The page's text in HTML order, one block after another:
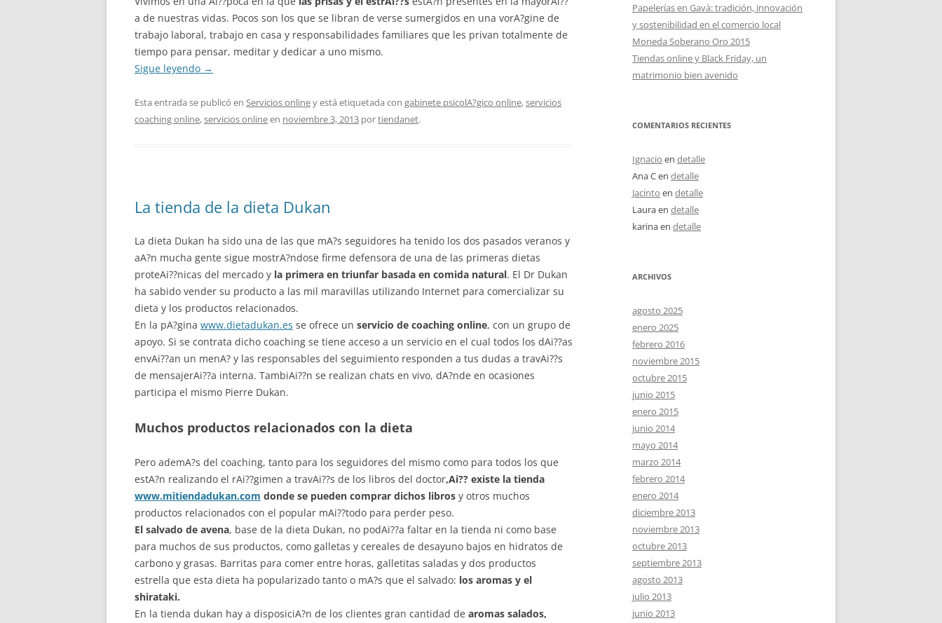
a de nuestras vidas. Pocos son los que se libran de verse sumergidos en una vorA?gine de
trabajo laboral, trabajo en casa y responsabilidades familiares que les privan totalmente de
tiempo para pensar, meditar y dedicar a uno mismo.
Sigue leyendo →
Esta entrada se publicó en Servicios onliney está etiquetada con gabinete psicolA?gico online,servicios
coaching online,servicios onlineen noviembre 3, 2013 portiendanet.
La tienda de la dieta Dukan
La dieta Dukan ha sido una de las que mA?s seguidores ha tenido los dos pasados veranos y
aA?n mucha gente sigue mostrA?ndose firme defensora de una de las primeras dietas
proteAi??nicas del mercado y la primera en triunfar basada en comida natural. El Dr Dukan
ha sabido vender su producto a las mil maravillas utilizando Internet para comercializar su
dieta y los productos relacionados.
En la pA?gina www.dietadukan.es se ofrece un servicio de coaching online, con un grupo de
apoyo. Si se contrata dicho coaching se tiene acceso a un servicio en el cual todos los dAi??as
envAi??an un menA? y las responsables del seguimiento responden a tus dudas a travAi??s
de mensajerAi??a interna. TambiAi??n se realizan chats en vivo, dA?nde en ocasiones
participa el mismo Pierre Dukan.
Muchos productos relacionados con la dieta
Pero ademA?s del coaching, tanto para los seguidores del mismo como para todos los que
estA?n realizando el rAi??gimen a travAi??s de los libros del doctor,Ai?? existe la tienda
www.mitiendadukan.com donde se pueden comprar dichos libros y otros muchos
productos relacionados con el popular mAi??todo para perder peso.
El salvado de avena, base de la dieta Dukan, no podAi??a faltar en la tienda ni como base
para muchos de sus productos, como galletas y cereales de desayuno bajos en hidratos de
carbono y grasas. Barritas para comer entre horas, galletitas saladas y dos productos
estrella que esta dieta ha popularizado tanto o mA?s que el salvado: los aromas y el
shirataki.
En la tienda dukan hay a disposiciA?n de los clientes gran cantidad de aromas salados,
Papelerías en Gavà: tradición, innovación
y sostenibilidad en el comercio local
Moneda Soberano Oro 2015
Tiendas online y Black Friday, un
matrimonio bien avenido
COMENTARIOS RECIENTES
Ignacio en detalle
Ana Cen detalle
Jacinto en detalle
Lauraen detalle
karinaen detalle
ARCHIVOS
agosto 2025
enero 2025
febrero 2016
noviembre 2015
octubre 2015
junio 2015
enero 2015
junio 2014
mayo 2014
marzo 2014
febrero 2014
enero 2014
diciembre 2013
noviembre 2013
octubre 2013
septiembre 2013
agosto 2013
julio 2013
junio 2013